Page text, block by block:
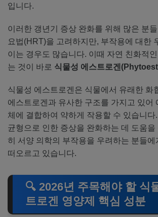
입니다.
이러한 갱년기 증상 완화를 위해 많은 분
요법(HRT)을 고려하지만, 부작용에 대한
이는 경우도 많습니다. 이때 자연 친화적
는 것이 바로 식물성 에스트로겐
식물성 에스트로겐은 식물에서 유래한 화
에스트로겐과 유사한 구조를 가지고 있어
체에 결합하여 약하게 작용할 수 있습니다
균형으로 인한 증상을 완화하는 데 도움을
히 서양 의학의 부작용을 우려하는 분들에
떠오르고 있습니다.
🔍 2026년 주목해야 할 식
트로겐 영양제 핵심 성분